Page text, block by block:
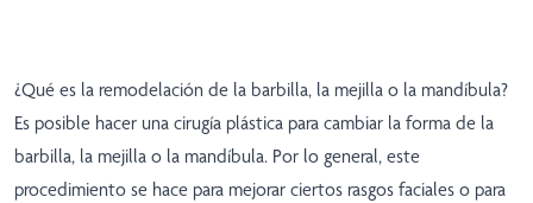
¿Qué es la remodelación de la barbilla, la mejilla o la mandíbula?
Es posible hacer una cirugía plástica para cambiar la forma de la
barbilla, la mejilla o la mandíbula. Por lo general, este
procedimiento se hace para mejorar ciertos rasgos faciales o para